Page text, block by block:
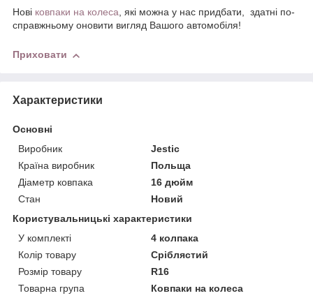
Нові ковпаки на колеса, які можна у нас придбати, здатні по-
справжньому оновити вигляд Вашого автомобіля!
Приховати
Характеристики
Основні
Виробник
Jestic
Країна виробник
Польща
Діаметр ковпака
16 дюйм
Стан
Новий
Користувальницькі характеристики
У комплекті
4 колпака
Колір товару
Сріблястий
Розмір товару
R16
Товарна група
Ковпаки на колеса